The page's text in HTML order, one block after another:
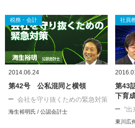
税務・会計
2014.06.24
第42号 公私混同と横領
会社を守り抜くための緊急対策
海生裕明氏 / 公認会計士
社員
第43
下育
“出
東川広